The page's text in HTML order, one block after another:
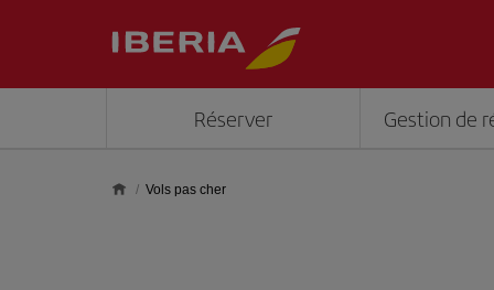
Réserver Gestion de
Vols pas cher